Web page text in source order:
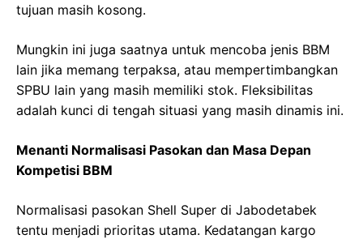
tujuan masih kosong.
Mungkin ini juga saatnya untuk mencoba jenis BBM
lain jika memang terpaksa, atau mempertimbangkan
SPBU lain yang masih memiliki stok. Fleksibilitas
adalah kunci di tengah situasi yang masih dinamis ini.
Menanti Normalisasi Pasokan dan Masa Depan
Kompetisi BBM
Normalisasi pasokan Shell Super di Jabodetabek
tentu menjadi prioritas utama. Kedatangan kargo